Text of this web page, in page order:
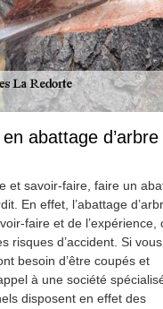
abattage d’arbre
et savoir-faire, faire un
En effet, l’abattage
faire et de l’expérience,
risques d’accident. Si
besoin d’être coupés et
à une société
disposent en effet des